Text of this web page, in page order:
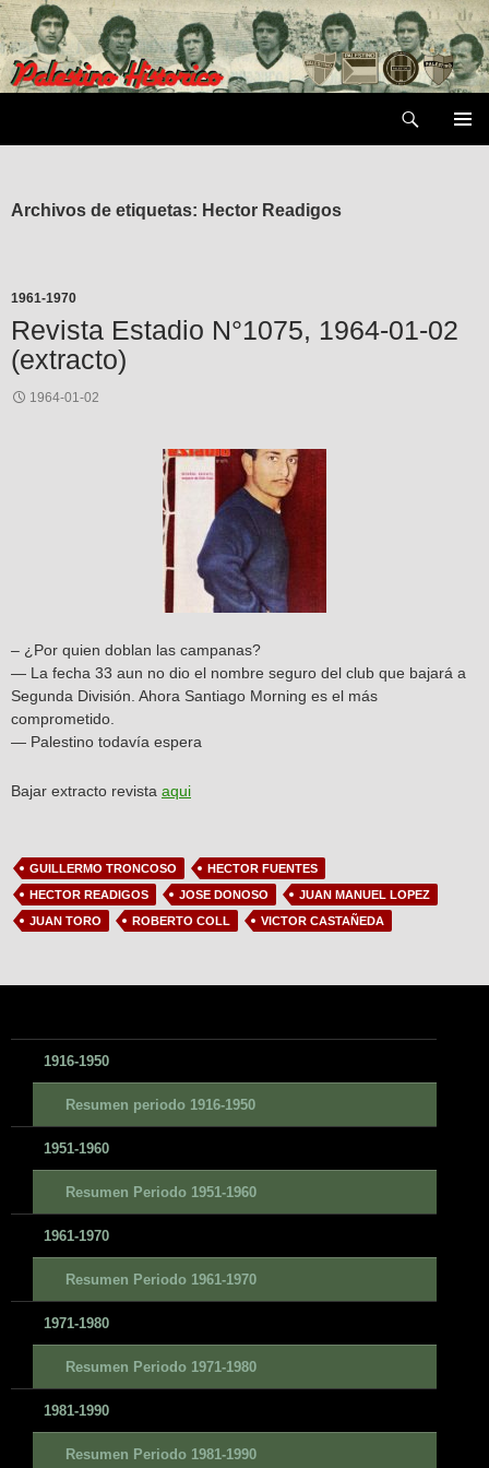
Saltar
al
contenido
Archivos de etiquetas: Hector Readigos
1961-1970
Revista Estadio N°1075, 1964-01-02
(extracto)
1964-01-02
– ¿Por quien doblan las campanas?
— La fecha 33 aun no dio el nombre seguro del club que bajará a
Segunda División. Ahora Santiago Morning es el más
comprometido.
— Palestino todavía espera
Bajar extracto revista aqui
GUILLERMO TRONCOSO
HECTOR FUENTES
HECTOR READIGOS
JOSE DONOSO
JUAN MANUEL LOPEZ
JUAN TORO
ROBERTO COLL VICTOR CASTAÑEDA
1916-1950
Resumen periodo 1916-1950
1951-1960
Resumen Periodo 1951-1960
1961-1970
Resumen Periodo 1961-1970
1971-1980
Resumen Periodo 1971-1980
1981-1990
Resumen Periodo 1981-1990